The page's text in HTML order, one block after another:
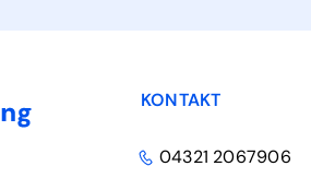
KONTAKT
04321 2067906